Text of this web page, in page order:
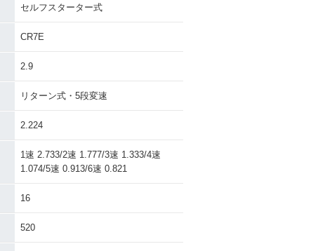
セルフスターター式
CR7E
2.9
リターン式・5段変速
2.224
1速 2.733/2速 1.777/3速 1.333/4速
1.074/5速 0.913/6速 0.821
16
520